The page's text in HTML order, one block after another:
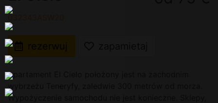
rezerwuj
Apartament El Cielo położony jest na zachodnim
wybrzeżu Teneryfy, zaledwie 300 metrów od morza.
Wypożyczenie samochodu nie jest konieczne. Sklepy,